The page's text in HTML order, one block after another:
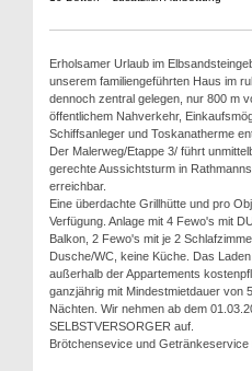
Erholsamer Urlaub im
unserem familiengeführten Haus im
dennoch zentral gelegen, nur 800 m
öffentlichem Nahverkehr,
Schiffsanleger und Toskanatherme
Der Malerweg/Etappe 3/ führt
gerechte Aussichtsturm in
erreichbar.
Eine überdachte Grillhütte und pro
Verfügung. Anlage mit 4 Fewo's mit
Balkon, 2 Fewo's mit je 2
Dusche/WC, keine Küche. Das
außerhalb der Appartements
ganzjährig mit Mindestmietdauer von
Nächten. Wir nehmen ab dem
SELBSTVERSORGER auf.
Brötchensevice und Getränkeservice